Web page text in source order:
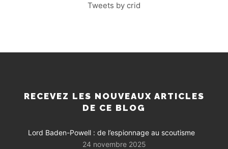
Tweets by crid
RECEVEZ LES NOUVEAUX ARTICLES
DE CE BLOG
Lord Baden-Powell : de l’espionnage au scoutisme
24 novembre 2025